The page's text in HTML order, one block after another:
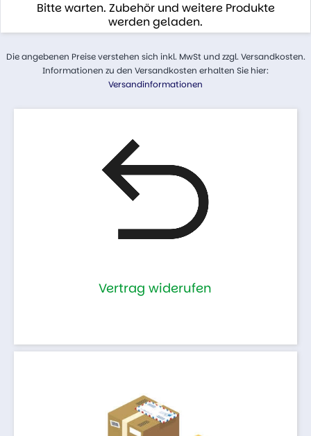
Bitte warten. Zubehör und weitere Produkte
werden geladen.
Die angebenen Preise verstehen sich inkl. MwSt und zzgl. Versandkosten.
Informationen zu den Versandkosten erhalten Sie hier:
Versandinformationen
Vertrag widerufen